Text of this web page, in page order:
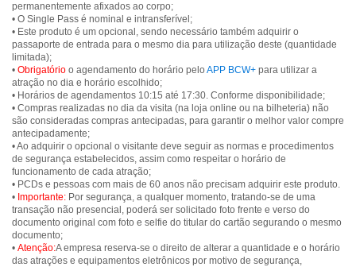
permanentemente afixados ao corpo;
• O Single Pass é nominal e intransferível;
• Este produto é um opcional, sendo necessário também adquirir o
passaporte de entrada para o mesmo dia para utilização deste (quantidade
limitada);
• Obrigatório o agendamento do horário pelo APP BCW+ para utilizar a
atração no dia e horário escolhido;
• Horários de agendamentos 10:15 até 17:30. Conforme disponibilidade;
• Compras realizadas no dia da visita (na loja online ou na bilheteria) não
são consideradas compras antecipadas, para garantir o melhor valor compre
antecipadamente;
• Ao adquirir o opcional o visitante deve seguir as normas e procedimentos
de segurança estabelecidos, assim como respeitar o horário de
funcionamento de cada atração;
• PCDs e pessoas com mais de 60 anos não precisam adquirir este produto.
• Importante: Por segurança, a qualquer momento, tratando-se de uma
transação não presencial, poderá ser solicitado foto frente e verso do
documento original com foto e selfie do titular do cartão segurando o mesmo
documento;
• Atenção:A empresa reserva-se o direito de alterar a quantidade e o horário
das atrações e equipamentos eletrônicos por motivo de segurança,